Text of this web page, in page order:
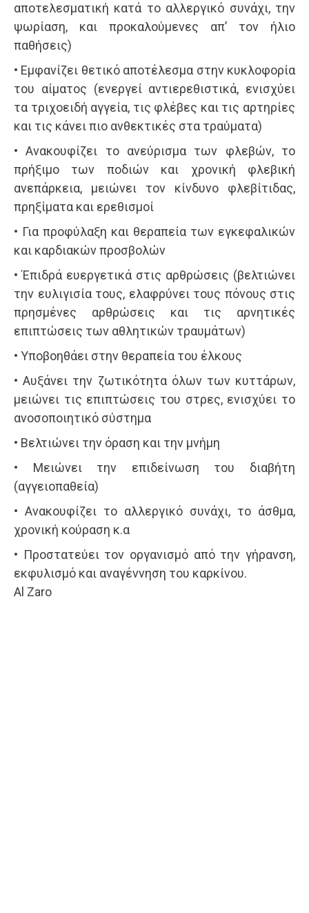
αποτελεσματική κατά το αλλεργικό συνάχι, την
ψωρίαση, και προκαλούμενες απ’ τον ήλιο
παθήσεις)
• Εμφανίζει θετικό αποτέλεσμα στην κυκλοφορία
του αίματος (ενεργεί αντιερεθιστικά, ενισχύει
τα τριχοειδή αγγεία, τις φλέβες και τις αρτηρίες
και τις κάνει πιο ανθεκτικές στα τραύματα)
• Ανακουφίζει το ανεύρισμα των φλεβών, το
πρήξιμο των ποδιών και χρονική φλεβική
ανεπάρκεια, μειώνει τον κίνδυνο φλεβίτιδας,
πρηξίματα και ερεθισμοί
• Για προφύλαξη και θεραπεία των εγκεφαλικών
και καρδιακών προσβολών
• Έπιδρά ευεργετικά στις αρθρώσεις (βελτιώνει
την ευλιγισία τους, ελαφρύνει τους πόνους στις
πρησμένες αρθρώσεις και τις αρνητικές
επιπτώσεις των αθλητικών τραυμάτων)
• Υποβοηθάει στην θεραπεία του έλκους
• Αυξάνει την ζωτικότητα όλων των κυττάρων,
μειώνει τις επιπτώσεις του στρες, ενισχύει το
ανοσοποιητικό σύστημα
• Βελτιώνει την όραση και την μνήμη
• Μειώνει την επιδείνωση του διαβήτη
(αγγειοπαθεία)
• Ανακουφίζει το αλλεργικό συνάχι, το άσθμα,
χρονική κούραση κ.α
• Προστατεύει τον οργανισμό από την γήρανση,
εκφυλισμό και αναγέννηση του καρκίνου.
Al Zaro